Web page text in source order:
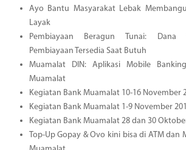
Ayo Bantu Masyarakat Lebak
Layak
Pembiayaan Beragun Tunai: Dana
Pembiayaan Tersedia Saat Butuh
Muamalat DIN: Aplikasi Mobile
Muamalat
Kegiatan Bank Muamalat 10-16 November
Kegiatan Bank Muamalat 1-9 November
Kegiatan Bank Muamalat 28 dan 30
Top-Up Gopay & Ovo kini bisa di ATM dan